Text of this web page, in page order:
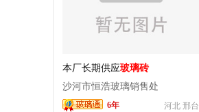
本厂长期供应玻璃砖
沙河市恒浩玻璃销售处
河北 邢台
6年